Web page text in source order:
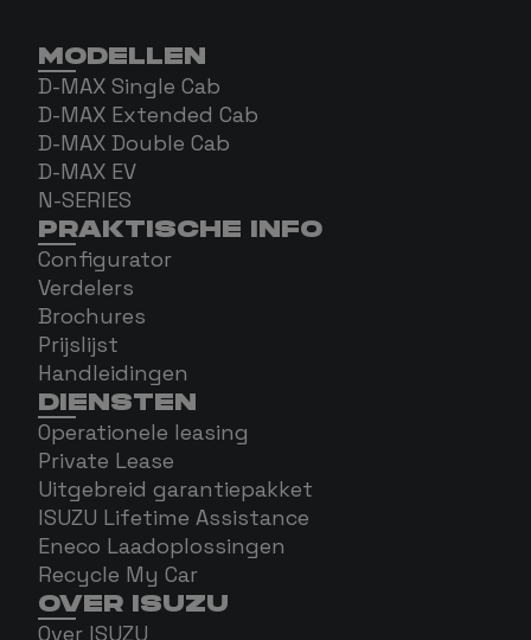
MODELLEN
D-MAX Single Cab
D-MAX Extended Cab
D-MAX Double Cab
D-MAX EV
N-SERIES
PRAKTISCHE INFO
Configurator
Verdelers
Brochures
Prijslijst
Handleidingen
DIENSTEN
Operationele leasing
Private Lease
Uitgebreid garantiepakket
ISUZU Lifetime Assistance
Eneco Laadoplossingen
Recycle My Car
OVER ISUZU
Over ISUZU